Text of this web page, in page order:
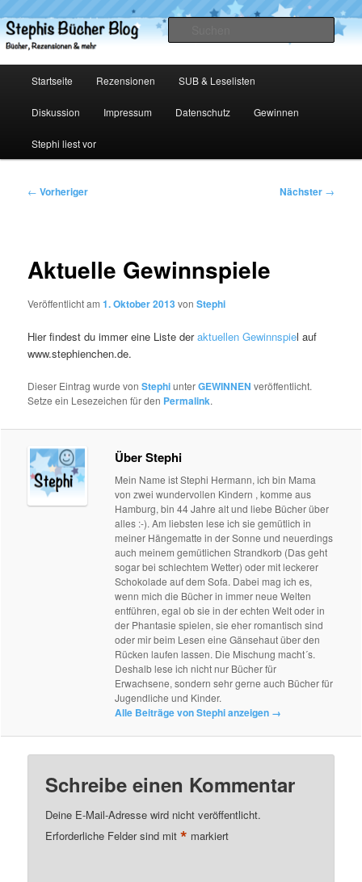
primären
Inhalt
Stephis Bücher Blog
Startseite Rezensionen SUB & Leselisten
Diskussion Impressum Datenschutz Gewinnen
Stephi liest vor
Beitragsnavigation
← Vorheriger Nächster →
Aktuelle Gewinnspiele
Veröffentlicht am1. Oktober 2013 vonStephi
Hier findest du immer eine Liste deraktuellen Gewinnspiel auf
www.stephienchen.de.
Dieser Eintrag wurde vonStephiunterGEWINNEN veröffentlicht.
Setze ein Lesezeichen für den Permalink.
Über Stephi
Mein Name ist Stephi Hermann, ich bin Mama
von zwei wundervollen Kindern , komme aus
Hamburg, bin 44 Jahre alt und liebe Bücher über
alles :-). Am liebsten lese ich sie gemütlich in
meiner Hängematte in der Sonne und neuerdings
auch meinem gemütlichen Strandkorb (Das geht
sogar bei schlechtem Wetter) oder mit leckerer
Schokolade auf dem Sofa. Dabei mag ich es,
wenn mich die Bücher in immer neue Welten
entführen, egal ob sie in der echten Welt oder in
der Phantasie spielen, sie eher romantisch sind
oder mir beim Lesen eine Gänsehaut über den
Rücken laufen lassen. Die Mischung macht´s.
Deshalb lese ich nicht nur Bücher für
Erwachsene, sondern sehr gerne auch Bücher für
Jugendliche und Kinder.
Alle Beiträge von Stephi anzeigen →
Schreibe einen Kommentar
Deine E-Mail-Adresse wird nicht veröffentlicht.
Erforderliche Felder sind mit* markiert